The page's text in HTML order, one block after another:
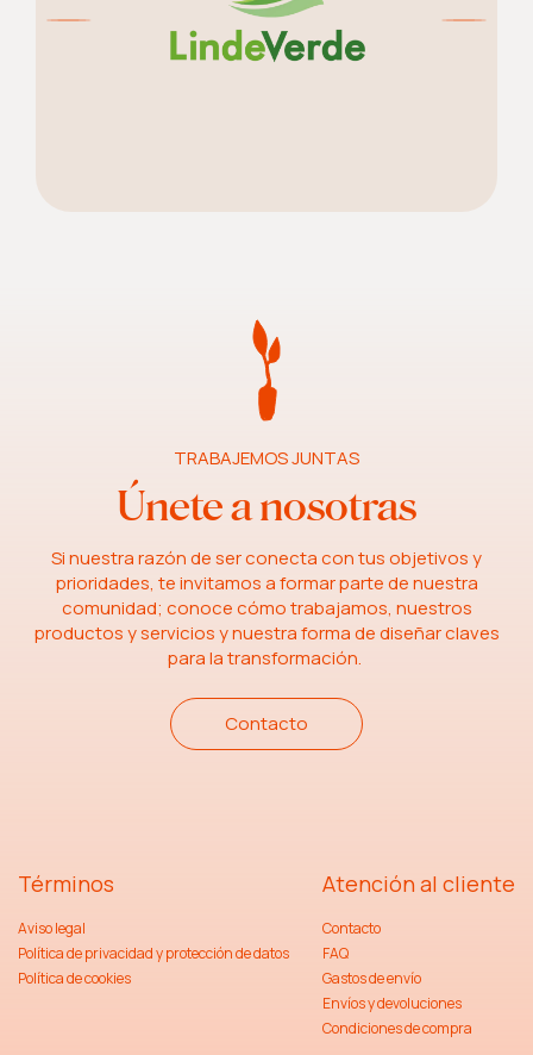
TRABAJEMOS JUNTAS
Únete a nosotras
Si nuestra razón de ser conecta con tus objetivos y
prioridades, te invitamos a formar parte de nuestra
comunidad; conoce cómo trabajamos, nuestros
productos y servicios y nuestra forma de diseñar claves
para la transformación.
Contacto
Términos
Aviso legal
Política de privacidad y protección de datos
Política de cookies
Atención al cliente
Contacto
FAQ
Gastos de envío
Envíos y devoluciones
Condiciones de compra